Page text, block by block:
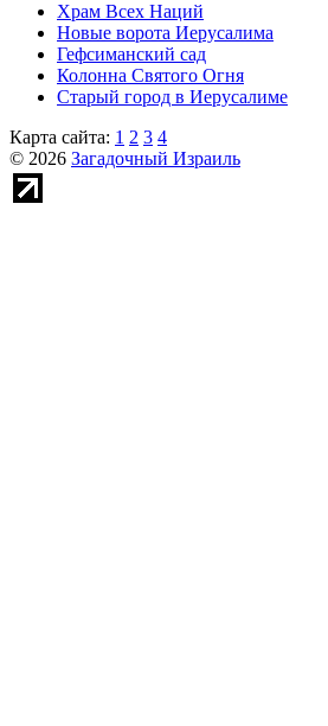
Храм Всех Наций
Новые ворота Иерусалима
Гефсиманский сад
Колонна Святого Огня
Старый город в Иерусалиме
Карта сайта: 1 2 3 4
© 2026 Загадочный Израиль